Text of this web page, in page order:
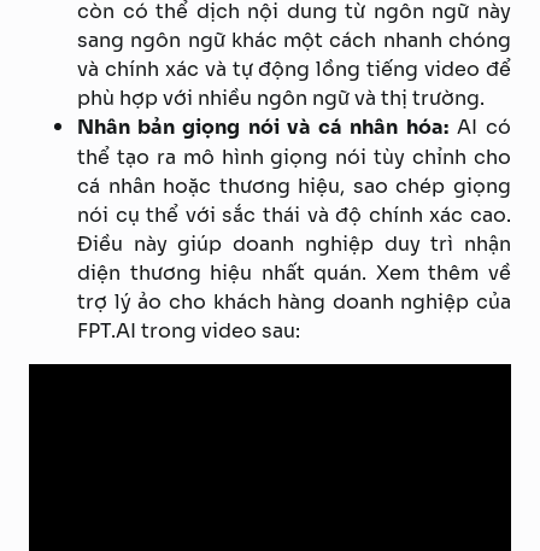
còn có thể dịch nội dung từ ngôn ngữ này
sang ngôn ngữ khác một cách nhanh chóng
và chính xác và tự động lồng tiếng video để
phù hợp với nhiều ngôn ngữ và thị trường.
Nhân bản giọng nói và cá nhân hóa:AI có
thể tạo ra mô hình giọng nói tùy chỉnh cho
cá nhân hoặc thương hiệu, sao chép giọng
nói cụ thể với sắc thái và độ chính xác cao.
Điều này giúp doanh nghiệp duy trì nhận
diện thương hiệu nhất quán. Xem thêm về
trợ lý ảo cho khách hàng doanh nghiệp của
FPT.AI trong video sau: